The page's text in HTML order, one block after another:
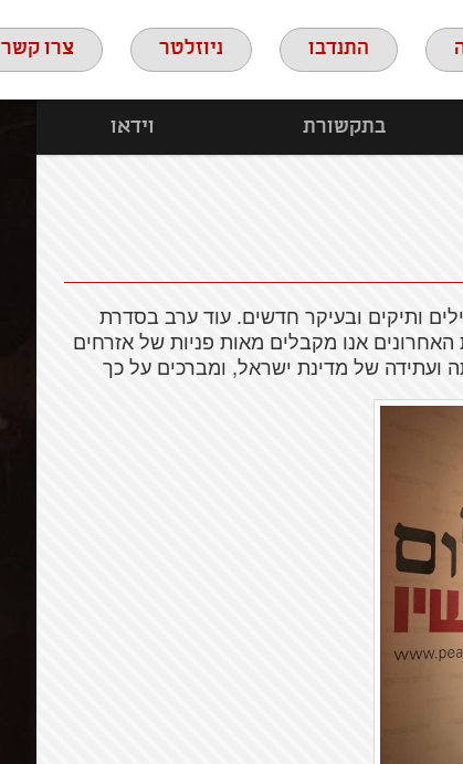
התנדבו ניוזלטר צרו קשר
בתקשורת וידאו
ותיקים ובעיקר חדשים. עוד ערב בסדרת
האחרונים אנו מקבלים מאות פניות של אזרחים
ועתידה של מדינת ישראל, ומברכים על כך